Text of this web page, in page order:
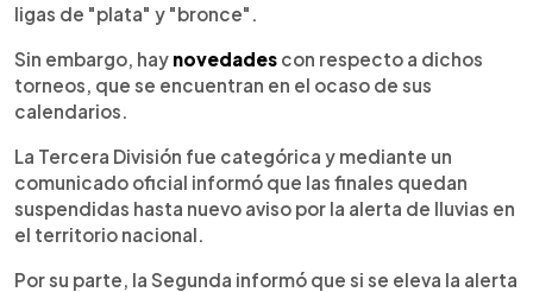
ligas de "plata" y "bronce".
Sin embargo, hay novedades con respecto a dichos
torneos, que se encuentran en el ocaso de sus
calendarios.
La Tercera División fue categórica y mediante un
comunicado oficial informó que las finales quedan
suspendidas hasta nuevo aviso por la alerta de lluvias en
el territorio nacional.
Por su parte, la Segunda informó que si se eleva la alerta